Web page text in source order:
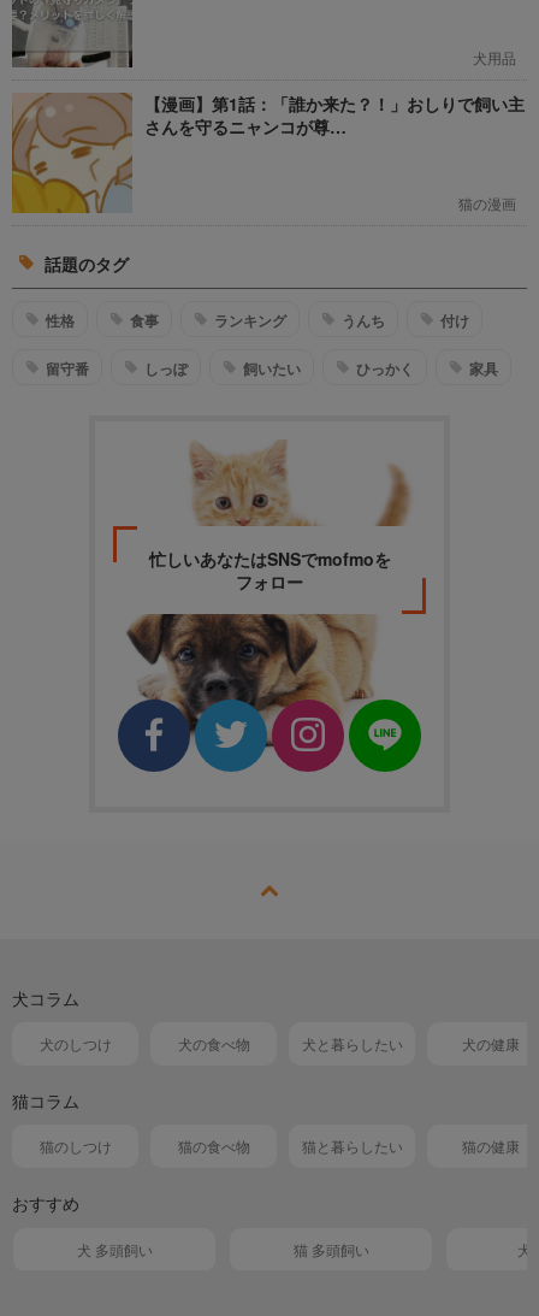
犬用品
【漫画】第1話：「誰か来た？！」おしりで飼い主
さんを守るニャンコが尊…
猫の漫画
話題のタグ
性格 食事 ランキング うんち 付け
留守番 しっぽ 飼いたい ひっかく 家具
忙しいあなたはSNSでmofmoを
フォロー
犬コラム
犬のしつけ 犬の食べ物 犬と暮らしたい 犬の健康
猫コラム
猫のしつけ 猫の食べ物 猫と暮らしたい 猫の健康
おすすめ
犬 多頭飼い 猫 多頭飼い 犬